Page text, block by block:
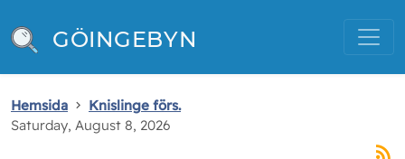
GÖINGEBYN
Hemsida
Knislinge förs.
Saturday, August 8, 2026